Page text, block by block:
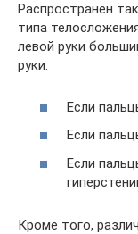
Распространен
типа
левой руки
руки:
Если
Если
Если
Кроме того,